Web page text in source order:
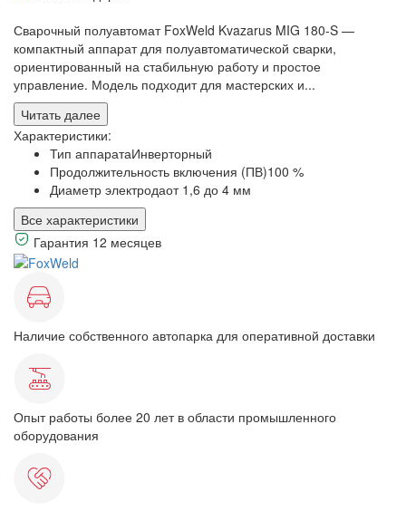
Сварочный полуавтомат FoxWeld Kvazarus MIG 180-S —
компактный аппарат для полуавтоматической сварки,
ориентированный на стабильную работу и простое
управление. Модель подходит для мастерских и...
Читать далее
Характеристики:
Тип аппаратаИнверторный
Продолжительность включения (ПВ)100 %
Диаметр электродаот 1,6 до 4 мм
Все характеристики
Гарантия 12 месяцев
Наличие собственного автопарка для оперативной доставки
Опыт работы более 20 лет в области промышленного
оборудования